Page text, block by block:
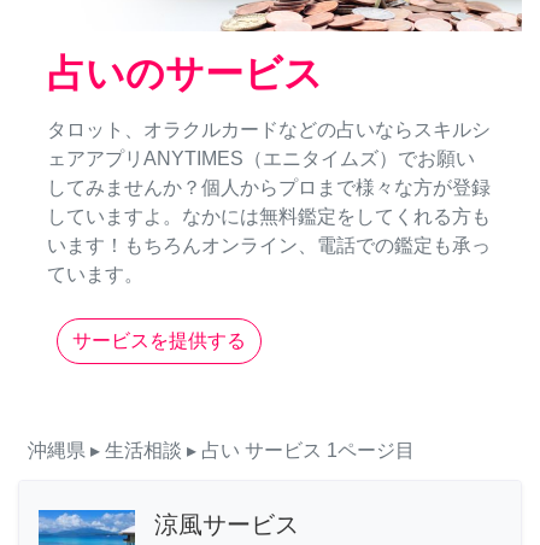
占いのサービス
タロット、オラクルカードなどの占いならスキルシ
ェアアプリANYTIMES（エニタイムズ）でお願い
してみませんか？個人からプロまで様々な方が登録
していますよ。なかには無料鑑定をしてくれる方も
います！もちろんオンライン、電話での鑑定も承っ
ています。
サービスを提供する
沖縄県 ▸ 生活相談 ▸ 占い サービス 1ページ目
涼風サービス